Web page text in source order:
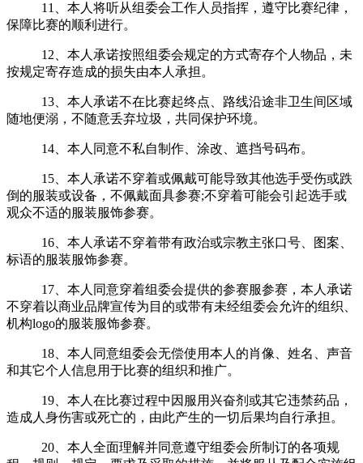
11、本人将听从组委会工作人员指挥，遵守比赛纪律，
保障比赛的顺利进行。
12、本人承诺按照组委会规定的方式寄存个人物品，未
按规定寄存造成的损失由本人承担。
13、本人承诺不在比赛起终点、路线沿途非卫生间区域
随地便溺，不随意丢弃垃圾，共同保护环境。
14、本人同意不私自制作、涂改、遮挡号码布。
15、本人承诺不穿着或佩戴可能导致其他选手受伤或跌
倒的服装或设备，不佩戴面具参赛;不穿着可能会引起选手或
观众不适的服装服饰参赛。
16、本人承诺不穿着带有政治或宗教主张口号、图案、
标语的服装服饰参赛。
17、本人同意穿着组委会提供的参赛服参赛，本人承诺
不穿着以商业品牌宣传为目的或带有未经组委会允许的组织、
机构logo的服装服饰参赛。
18、本人同意组委会无偿使用本人的肖像、姓名、声音
和其它个人信息用于比赛的组织和推广。
19、本人在比赛过程中因服用兴奋剂或其它违禁药品，
造成人身伤害或死亡的，由此产生的一切后果均自行承担。
20、本人全面理解并同意遵守组委会所制订的各项规